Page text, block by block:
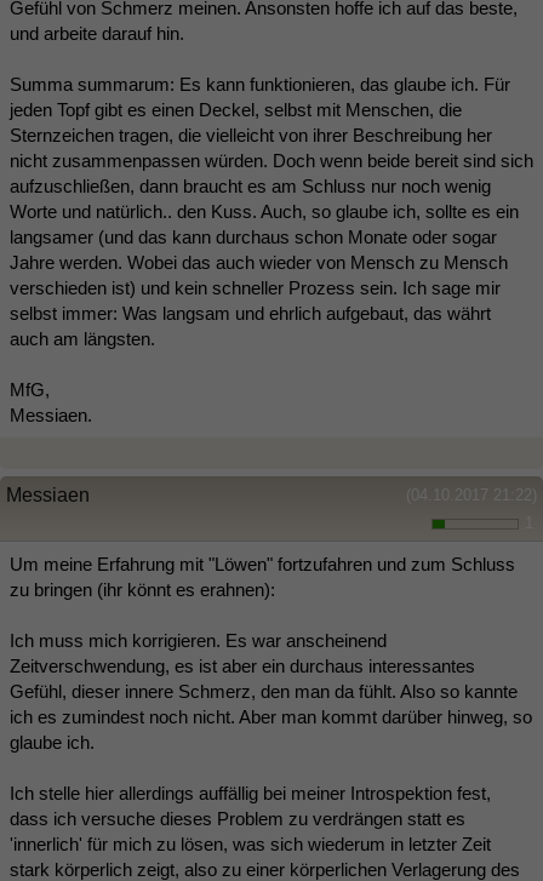
Gefühl von Schmerz meinen. Ansonsten hoffe ich auf das beste,
und arbeite darauf hin.
Summa summarum: Es kann funktionieren, das glaube ich. Für
jeden Topf gibt es einen Deckel, selbst mit Menschen, die
Sternzeichen tragen, die vielleicht von ihrer Beschreibung her
nicht zusammenpassen würden. Doch wenn beide bereit sind sich
aufzuschließen, dann braucht es am Schluss nur noch wenig
Worte und natürlich.. den Kuss. Auch, so glaube ich, sollte es ein
langsamer (und das kann durchaus schon Monate oder sogar
Jahre werden. Wobei das auch wieder von Mensch zu Mensch
verschieden ist) und kein schneller Prozess sein. Ich sage mir
selbst immer: Was langsam und ehrlich aufgebaut, das währt
auch am längsten.
MfG,
Messiaen.
(04.10.2017 21:22)
Messiaen
Um meine Erfahrung mit "Löwen" fortzufahren und zum Schluss
zu bringen (ihr könnt es erahnen):
Ich muss mich korrigieren. Es war anscheinend
Zeitverschwendung, es ist aber ein durchaus interessantes
Gefühl, dieser innere Schmerz, den man da fühlt. Also so kannte
ich es zumindest noch nicht. Aber man kommt darüber hinweg, so
glaube ich.
Ich stelle hier allerdings auffällig bei meiner Introspektion fest,
dass ich versuche dieses Problem zu verdrängen statt es
'innerlich' für mich zu lösen, was sich wiederum in letzter Zeit
stark körperlich zeigt, also zu einer körperlichen Verlagerung des